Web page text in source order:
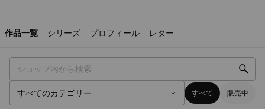
作品一覧 シリーズ プロフィール レター
すべて 販売中